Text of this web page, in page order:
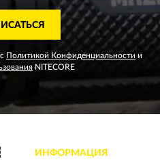
Политикой Конфиденциальности и
NITECORE
ИНФОРМАЦИЯ